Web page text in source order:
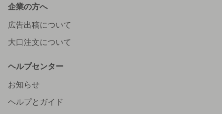
企業の方へ
広告出稿について
大口注文について
ヘルプセンター
お知らせ
ヘルプとガイド